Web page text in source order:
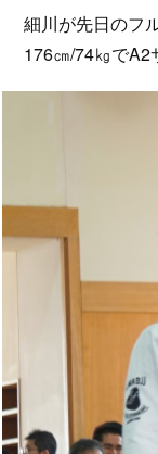
細川が先日のフ
176㎝/74㎏でA2